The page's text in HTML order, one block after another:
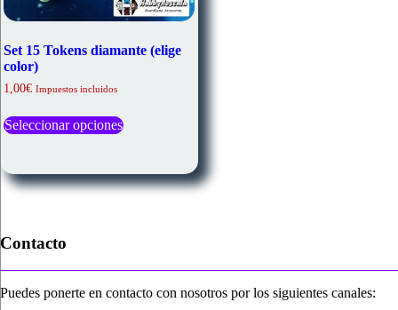
Set 15 Tokens diamante (elige
color)
1,00€ Impuestos incluidos
Seleccionar opcionesproducto
variantes.
Las
en
página
Contacto
Puedes ponerte en contacto con nosotros por los siguientes canales: